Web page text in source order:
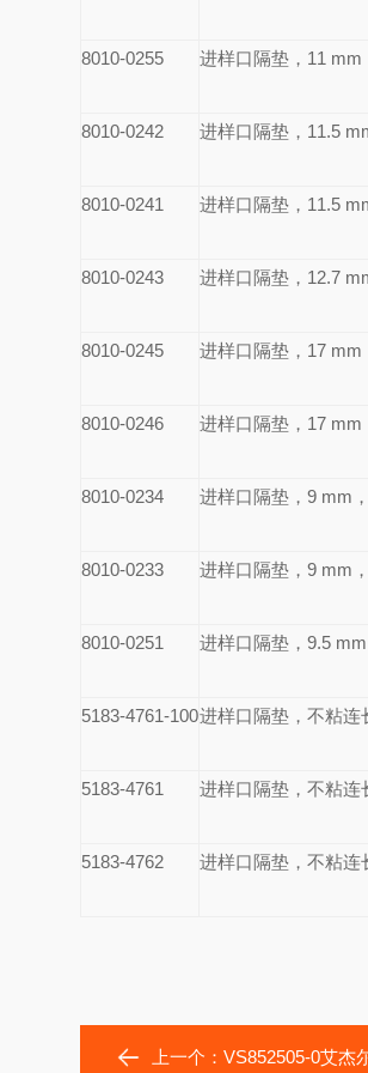
8010-0255 进样口隔垫，11
8010-0242 进样口隔垫，11.5
8010-0241 进样口隔垫，11.5
8010-0243 进样口隔垫，12.7
8010-0245 进样口隔垫，17
8010-0246 进样口隔垫，17
8010-0234 进样口隔垫，9 mm
8010-0233 进样口隔垫，9 mm
8010-0251 进样口隔垫，9.5
5183-4761-100进样口隔垫，不粘连
5183-4761 进样口隔垫，不粘连
5183-4762 进样口隔垫，不粘连
上一个：VS852505-0艾杰尔液相色